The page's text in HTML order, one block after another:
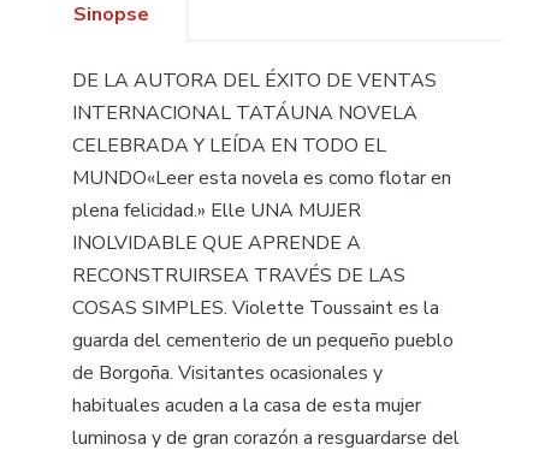
Sinopse
DE LA AUTORA DEL ÉXITO DE VENTAS
INTERNACIONAL TATÁUNA NOVELA
CELEBRADA Y LEÍDA EN TODO EL
MUNDO«Leer esta novela es como flotar en
plena felicidad.» Elle UNA MUJER
INOLVIDABLE QUE APRENDE A
RECONSTRUIRSEA TRAVÉS DE LAS
COSAS SIMPLES. Violette Toussaint es la
guarda del cementerio de un pequeño pueblo
de Borgoña. Visitantes ocasionales y
habituales acuden a la casa de esta mujer
luminosa y de gran corazón a resguardarse del